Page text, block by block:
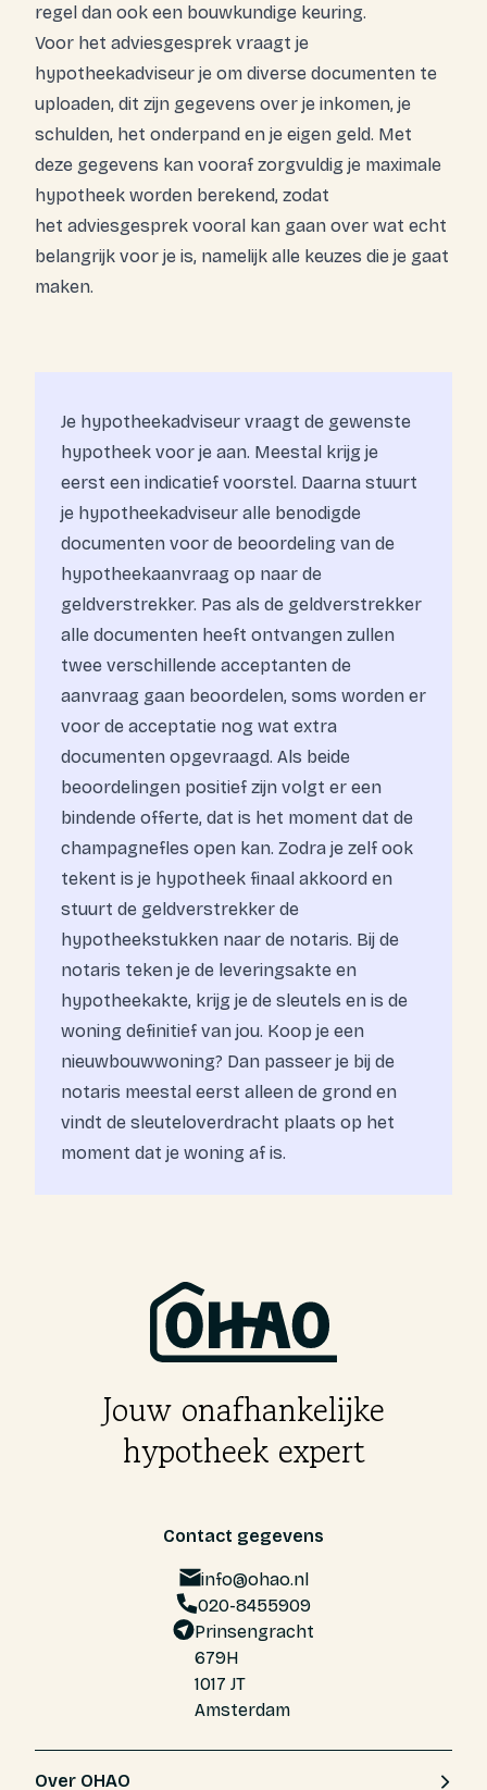
regel dan ook een bouwkundige keuring.
Voor het adviesgesprek vraagt je
hypotheekadviseur je om diverse documenten te
uploaden, dit zijn gegevens over je inkomen, je
schulden, het onderpand en je eigen geld. Met
deze gegevens kan vooraf zorgvuldig je maximale
hypotheek worden berekend, zodat
het adviesgesprek vooral kan gaan over wat echt
belangrijk voor je is, namelijk alle keuzes die je gaat
maken.
Je hypotheekadviseur vraagt de gewenste
hypotheek voor je aan. Meestal krijg je
eerst een indicatief voorstel. Daarna stuurt
je hypotheekadviseur alle benodigde
documenten voor de beoordeling van de
hypotheekaanvraag op naar de
geldverstrekker. Pas als de geldverstrekker
alle documenten heeft ontvangen zullen
twee verschillende acceptanten de
aanvraag gaan beoordelen, soms worden er
voor de acceptatie nog wat extra
documenten opgevraagd. Als beide
beoordelingen positief zijn volgt er een
bindende offerte, dat is het moment dat de
champagnefles open kan. Zodra je zelf ook
tekent is je hypotheek finaal akkoord en
stuurt de geldverstrekker de
hypotheekstukken naar de notaris. Bij de
notaris teken je de leveringsakte en
hypotheekakte, krijg je de sleutels en is de
woning definitief van jou. Koop je een
nieuwbouwwoning? Dan passeer je bij de
notaris meestal eerst alleen de grond en
vindt de sleuteloverdracht plaats op het
moment dat je woning af is.
Jouw onafhankelijke
hypotheek expert
Contact gegevens
info@ohao.nl
020-8455909
Prinsengracht
679H
1017 JT
Amsterdam
Over OHAO